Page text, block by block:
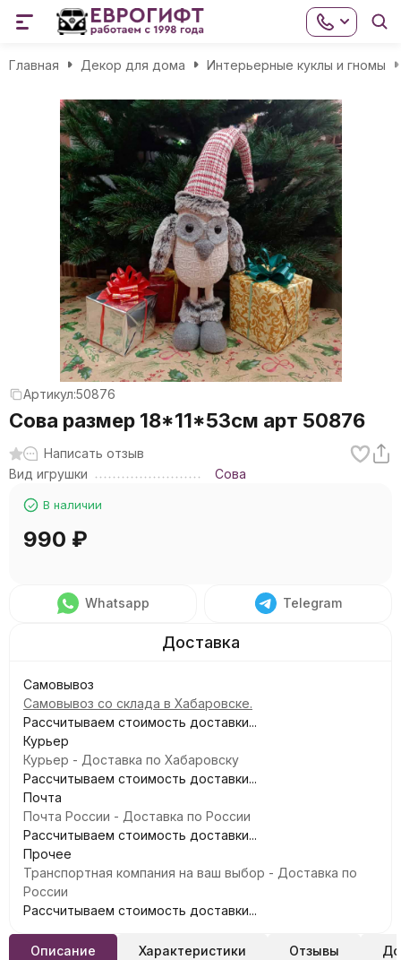
Главная Декор для дома Интерьерные куклы и гномы
Артикул:50876
Сова размер 18*11*53см арт 50876
Написать отзыв
Вид игрушки
Сова
В наличии
990 ₽
Whatsapp Telegram
Самовывоз
Самовывоз со склада в Хабаровске.
Рассчитываем стоимость доставки...
Курьер
Курьер - Доставка по Хабаровску
Рассчитываем стоимость доставки...
Почта
Почта России - Доставка по России
Рассчитываем стоимость доставки...
Прочее
Транспортная компания на ваш выбор - Доставка по
России
Рассчитываем стоимость доставки...
Описание Характеристики Отзывы